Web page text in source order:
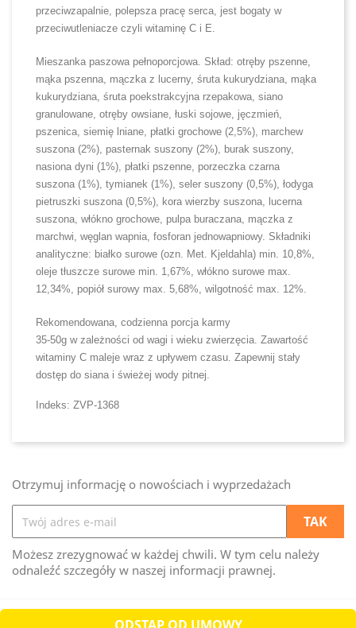
przeciwzapalnie, polepsza pracę serca, jest bogaty w
przeciwutleniacze czyli witaminę C i E.
Mieszanka paszowa pełnoporcjowa. Skład: otręby pszenne,
mąka pszenna, mączka z lucerny, śruta kukurydziana, mąka
kukurydziana, śruta poekstrakcyjna rzepakowa, siano
granulowane, otręby owsiane, łuski sojowe, jęczmień,
pszenica, siemię lniane, płatki grochowe (2,5%), marchew
suszona (2%), pasternak suszony (2%), burak suszony,
nasiona dyni (1%), płatki pszenne, porzeczka czarna
suszona (1%), tymianek (1%), seler suszony (0,5%), łodyga
pietruszki suszona (0,5%), kora wierzby suszona, lucerna
suszona, włókno grochowe, pulpa buraczana, mączka z
marchwi, węglan wapnia, fosforan jednowapniowy. Składniki
analityczne: białko surowe (ozn. Met. Kjeldahla) min. 10,8%,
oleje tłuszcze surowe min. 1,67%, włókno surowe max.
12,34%, popiół surowy max. 5,68%, wilgotność max. 12%.
Rekomendowana, codzienna porcja karmy
35-50g w zależności od wagi i wieku zwierzęcia. Zawartość
witaminy C maleje wraz z upływem czasu. Zapewnij stały
dostęp do siana i świeżej wody pitnej.
Indeks: ZVP-1368
Otrzymuj informację o nowościach i wyprzedażach
Możesz zrezygnować w każdej chwili. W tym celu należy
odnaleźć szczegóły w naszej informacji prawnej.